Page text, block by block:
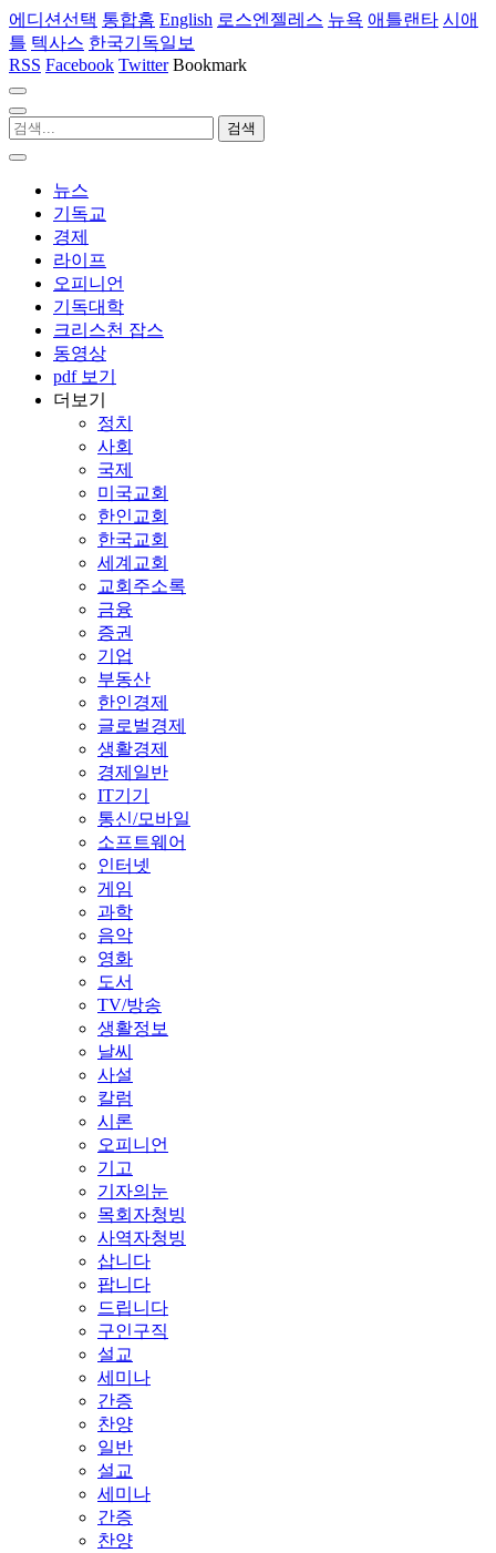
에디션선택 통합홈 English 로스엔젤레스 뉴욕 애틀랜타 시애
틀 텍사스 한국기독일보
RSS Facebook Twitter Bookmark
뉴스
기독교
경제
라이프
오피니언
기독대학
크리스천 잡스
동영상
pdf 보기
더보기
정치
사회
국제
미국교회
한인교회
한국교회
세계교회
교회주소록
금융
증권
기업
부동산
한인경제
글로벌경제
생활경제
경제일반
IT기기
통신/모바일
소프트웨어
인터넷
게임
과학
음악
영화
도서
TV/방송
생활정보
날씨
사설
칼럼
시론
오피니언
기고
기자의눈
목회자청빙
사역자청빙
삽니다
팝니다
드립니다
구인구직
설교
세미나
간증
찬양
일반
설교
세미나
간증
찬양